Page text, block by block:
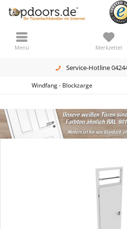
Service-Hotline
Merkzettel
Menü
Windfang - Blockzarge